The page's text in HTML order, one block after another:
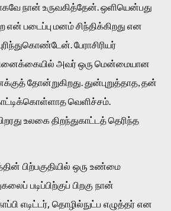
நான் உருவகித்தேன். ஒளியென்பது
என் படைப்பு மனம் சிந்திக்கிறது என
பேராசிரியர்
அவர் ஒரு மென்மையான
தோன்றுகிறது. துன்புறுத்தாத, தன்
வெளிச்சம்.
உலகை திறந்துகாட்டத் தெரிந்த
பிற்பகுதியில் ஒரு உண்மை
படிப்பிற்குப் பிறகு நான்
எடிட்டர், தொழில்நுட்ப எழுத்தர் என